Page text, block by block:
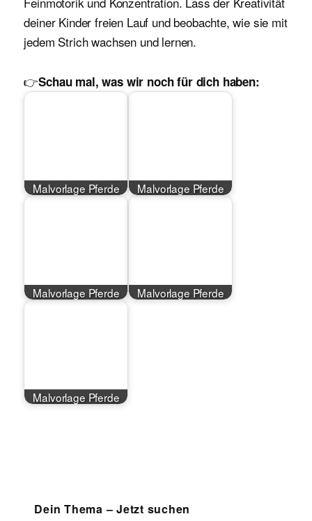
deiner Kinder freien Lauf und beobachte, wie sie mit
jedem Strich wachsen und lernen.
👉Schau mal, was wir noch für dich haben:
Malvorlage Pferde Malvorlage Pferde
Malvorlage Pferde Malvorlage Pferde
Malvorlage Pferde
Dein Thema – Jetzt suchen